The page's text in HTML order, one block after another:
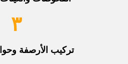
٣
تركيب الأرصفة